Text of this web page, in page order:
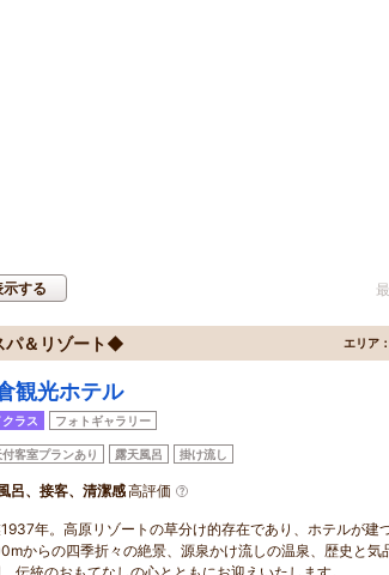
する
パ＆リゾート◆ エリア：
観光ホテル
ラス フォトギャラリー
付客室プランあり 露天風呂 掛け流し
呂、接客、清潔感高評価
年。高原リゾートの草分け的存在であり、ホテルが建
からの四季折々の絶景、源泉かけ流しの温泉、歴史と気